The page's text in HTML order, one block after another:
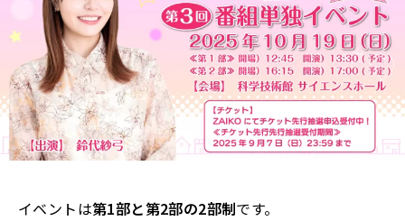
イベントは第1部と第2部の2部制です。